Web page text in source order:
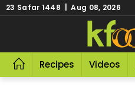
23 Safar 1448 | Aug 08, 2026
Recipes Videos